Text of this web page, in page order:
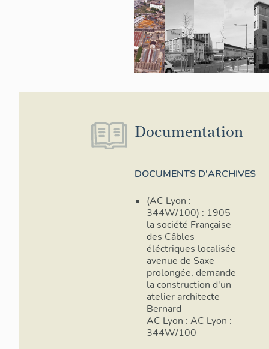
Documentation
DOCUMENTS D'ARCHIVES
(AC Lyon :
344W/100) : 1905
la société Française
des Câbles
éléctriques localisée
avenue de Saxe
prolongée, demande
la construction d'un
atelier architecte
Bernard
AC Lyon : AC Lyon :
344W/100